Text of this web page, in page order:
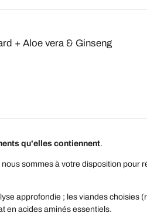
+ Aloe vera & Ginseng
qu'elles contiennent.
nous sommes à votre disposition pour
approfondie ; les viandes choisies
en acides aminés essentiels.